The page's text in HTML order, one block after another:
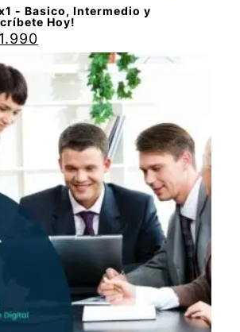
- Basico, Intermedio y
Hoy!